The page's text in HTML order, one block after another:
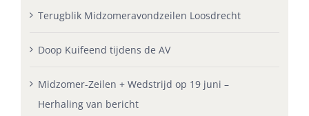
Terugblik Midzomeravondzeilen Loosdrecht
Doop Kuifeend tijdens de AV
Midzomer-Zeilen + Wedstrijd op 19 juni –
Herhaling van bericht